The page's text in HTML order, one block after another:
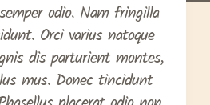
odio. Nam fringilla
Orci varius natoque
dis parturient montes,
mus. Donec tincidunt